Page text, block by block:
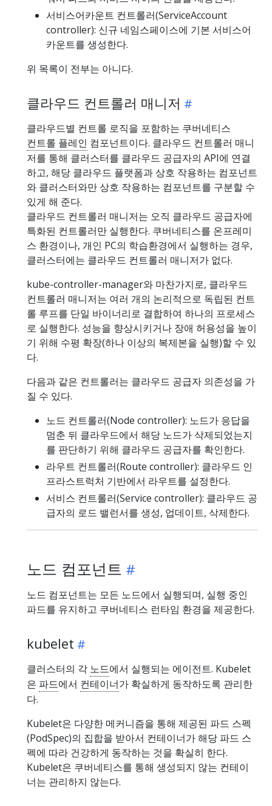
서비스어카운트 컨트롤러(ServiceAccount
controller): 신규 네임스페이스에 기본 서비스어
카운트를 생성한다.
위 목록이 전부는 아니다.
클라우드 컨트롤러 매니저
클라우드별 컨트롤 로직을 포함하는 쿠버네티스
컨트롤 플레인 컴포넌트이다. 클라우드 컨트롤러 매니
저를 통해 클러스터를 클라우드 공급자의 API에 연결
하고, 해당 클라우드 플랫폼과 상호 작용하는 컴포넌트
와 클러스터와만 상호 작용하는 컴포넌트를 구분할 수
있게 해 준다.
클라우드 컨트롤러 매니저는 오직 클라우드 공급자에
특화된 컨트롤러만 실행한다. 쿠버네티스를 온프레미
스 환경이나, 개인 PC의 학습환경에서 실행하는 경우,
클러스터에는 클라우드 컨트롤러 매니저가 없다.
kube-controller-manager와 마찬가지로, 클라우드
컨트롤러 매니저는 여러 개의 논리적으로 독립된 컨트
롤 루프를 단일 바이너리로 결합하여 하나의 프로세스
로 실행한다. 성능을 향상시키거나 장애 허용성을 높이
기 위해 수평 확장(하나 이상의 복제본을 실행)할 수 있
다.
다음과 같은 컨트롤러는 클라우드 공급자 의존성을 가
질 수 있다.
노드 컨트롤러(Node controller): 노드가 응답을
멈춘 뒤 클라우드에서 해당 노드가 삭제되었는지
를 판단하기 위해 클라우드 공급자를 확인한다.
라우트 컨트롤러(Route controller): 클라우드 인
프라스트럭처 기반에서 라우트를 설정한다.
서비스 컨트롤러(Service controller): 클라우드 공
급자의 로드 밸런서를 생성, 업데이트, 삭제한다.
노드 컴포넌트
노드 컴포넌트는 모든 노드에서 실행되며, 실행 중인
파드를 유지하고 쿠버네티스 런타임 환경을 제공한다.
kubelet
클러스터의 각 노드에서 실행되는 에이전트. Kubelet
은 파드에서 컨테이너가 확실하게 동작하도록 관리한
다.
Kubelet은 다양한 메커니즘을 통해 제공된 파드 스펙
(PodSpec)의 집합을 받아서 컨테이너가 해당 파드 스
펙에 따라 건강하게 동작하는 것을 확실히 한다.
Kubelet은 쿠버네티스를 통해 생성되지 않는 컨테이
너는 관리하지 않는다.